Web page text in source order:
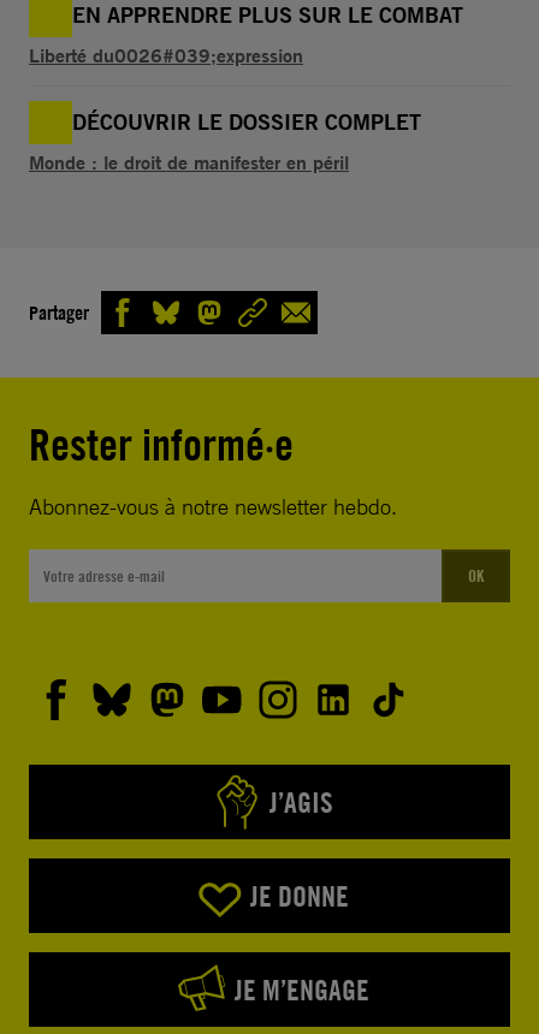
EN APPRENDRE PLUS SUR LE COMBAT
Liberté du0026#039;expression
DÉCOUVRIR LE DOSSIER COMPLET
Monde : le droit de manifester en péril
Partager
Rester informé·e
Abonnez-vous à notre newsletter hebdo.
OK
J’AGIS
JE DONNE
JE M’ENGAGE